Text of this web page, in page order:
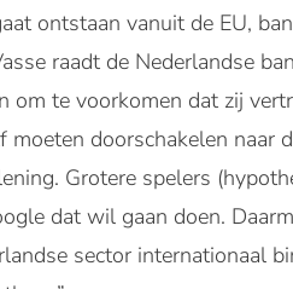
ontstaan vanuit de EU,
raadt de Nederlandse
om te voorkomen dat zij
moeten doorschakelen
Grotere spelers
dat wil gaan doen.
sector internationaal